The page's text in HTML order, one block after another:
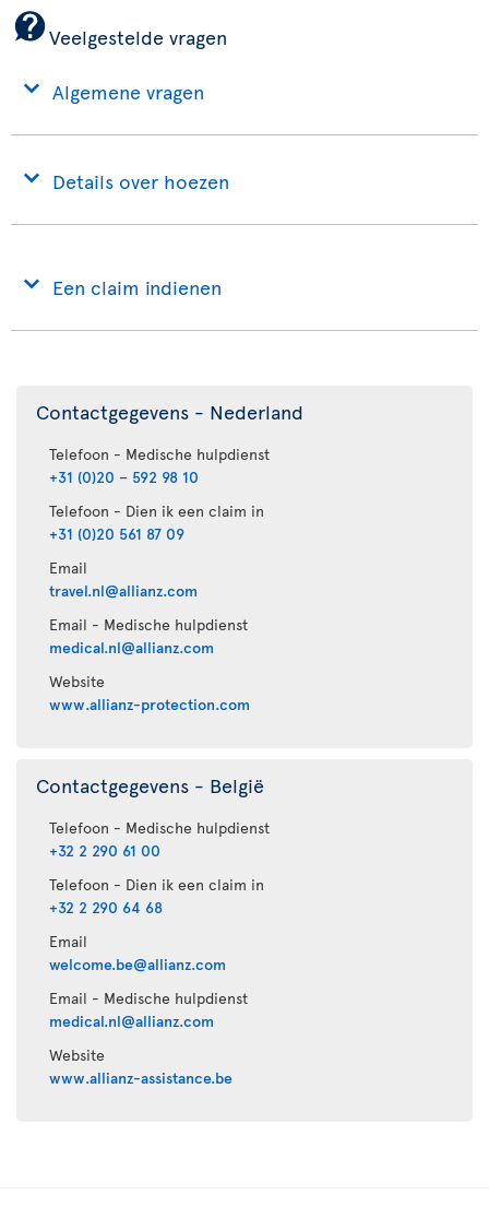
Veelgestelde vragen
Algemene vragen
Details over hoezen
Een claim indienen
Contactgegevens - Nederland
Telefoon - Medische hulpdienst
+31 (0)20 – 592 98 10
Telefoon - Dien ik een claim in
+31 (0)20 561 87 09
Email
travel.nl@allianz.com
Email - Medische hulpdienst
medical.nl@allianz.com
Website
www.allianz-protection.com
Contactgegevens - België
Telefoon - Medische hulpdienst
+32 2 290 61 00
Telefoon - Dien ik een claim in
+32 2 290 64 68
Email
welcome.be@allianz.com
Email - Medische hulpdienst
medical.nl@allianz.com
Website
www.allianz-assistance.be